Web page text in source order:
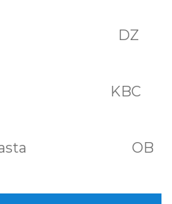
Paula DZ
KBC
Vlasta OB